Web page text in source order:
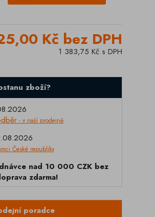
Kč bez DPH
1 383,75 Kč s DPH
zboží?
- v naší prodejně
České republiky
nad 10 000 CZK bez
zdarma!
poradce